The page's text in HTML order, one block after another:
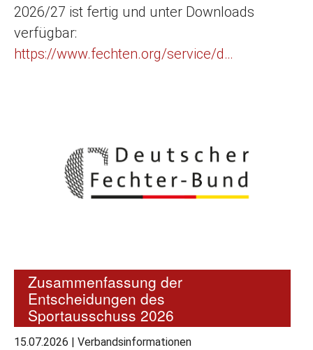
2026/27 ist fertig und unter Downloads
verfügbar:
https://www.fechten.org/service/d…
Zusammenfassung der
Entscheidungen des
Sportausschuss 2026
15.07.2026 | Verbandsinformationen